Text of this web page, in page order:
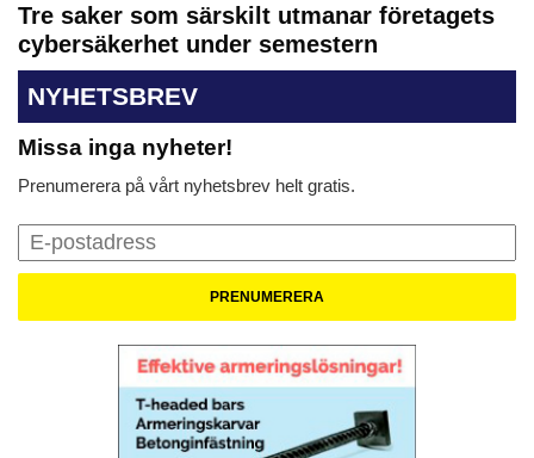
Tre saker som särskilt utmanar företagets
cybersäkerhet under semestern
NYHETSBREV
Missa inga nyheter!
Prenumerera på vårt nyhetsbrev helt gratis.